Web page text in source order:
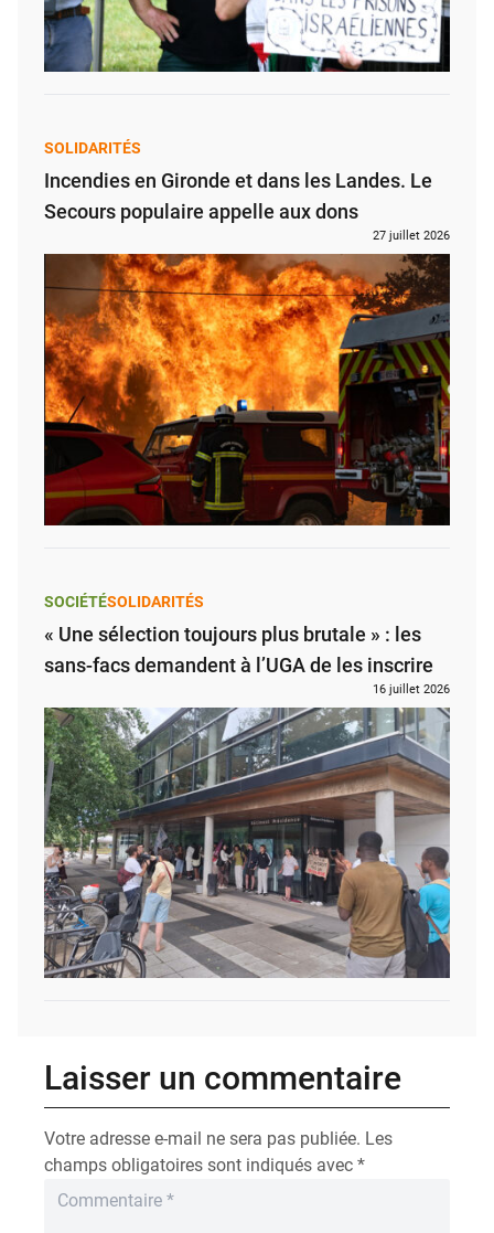
SOLIDARITÉS
Incendies en Gironde et dans les Landes. Le
Secours populaire appelle aux dons
27 juillet 2026
SOCIÉTÉSOLIDARITÉS
« Une sélection toujours plus brutale » : les
sans-facs demandent à l’UGA de les inscrire
16 juillet 2026
Laisser un commentaire
Votre adresse e-mail ne sera pas publiée. Les
champs obligatoires sont indiqués avec *